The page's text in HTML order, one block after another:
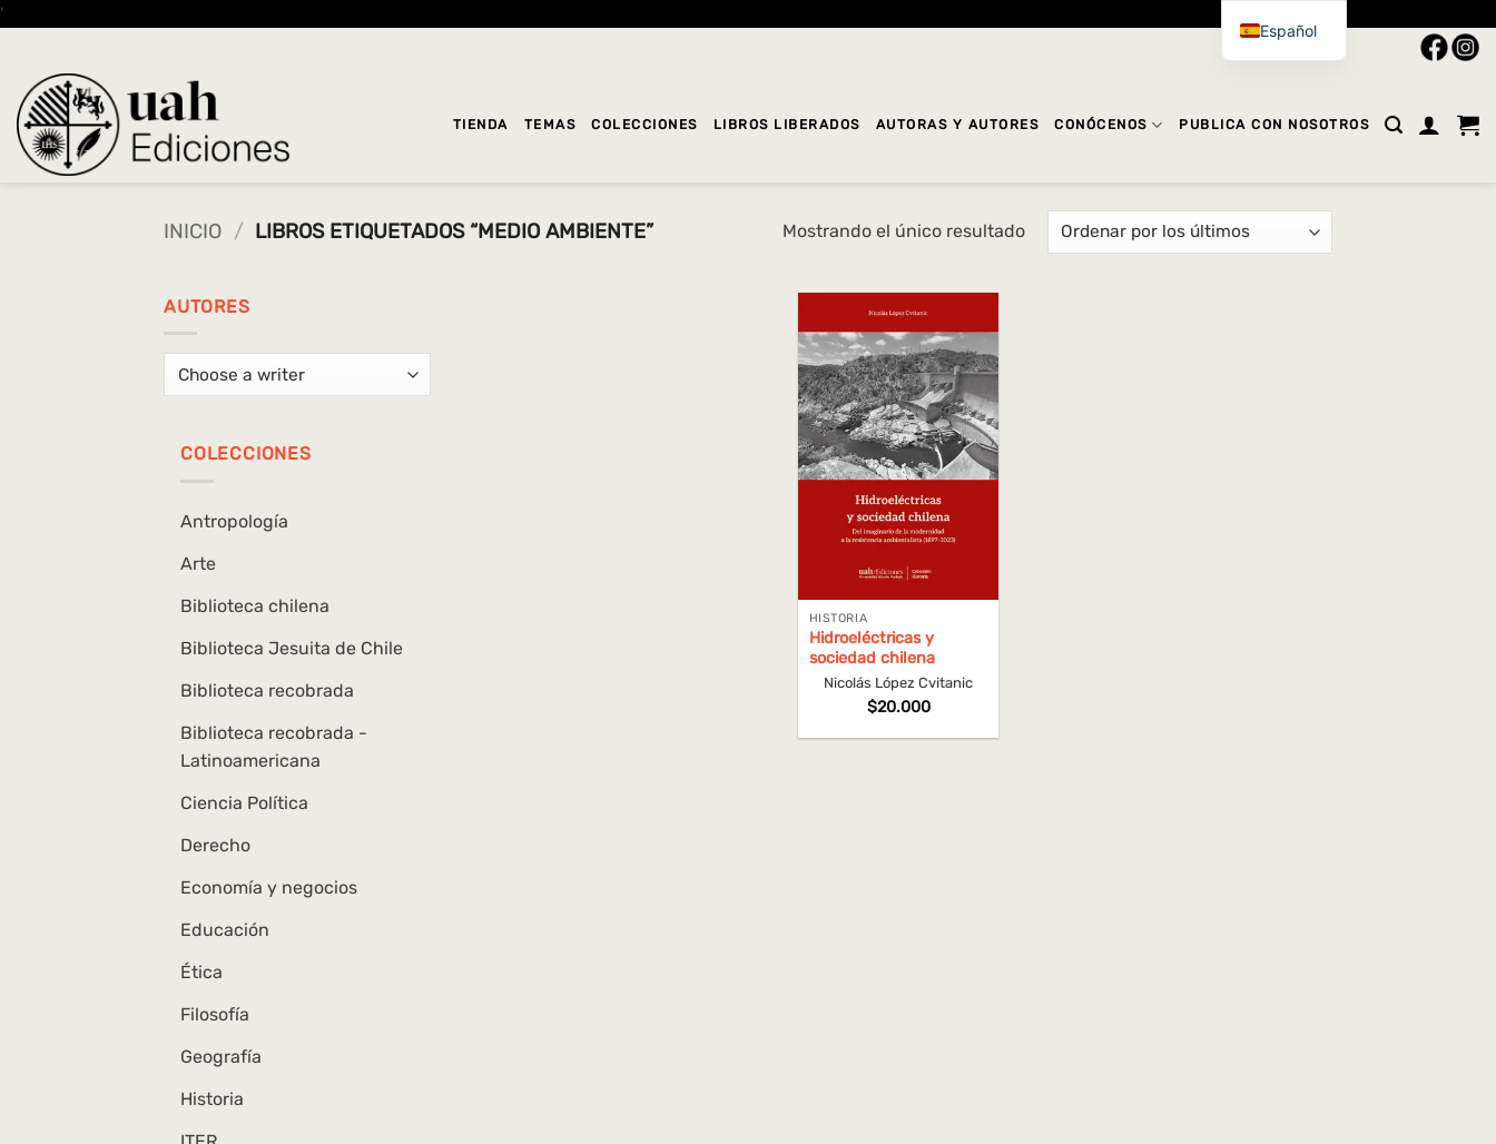
'Saltar
contenido
TIENDA TEMAS COLECCIONES LIBROS LIBERADOS AUTORAS Y AUTORES CONÓCENOS PUBLICA CON NOSOTROS
INICIO / LIBROS ETIQUETADOS “MEDIO AMBIENTE” Mostrando el único resultado
AUTORES
COLECCIONES
Antropología
Arte
Biblioteca chilena
Biblioteca Jesuita de Chile
Biblioteca recobrada
Biblioteca recobrada -
Latinoamericana
Ciencia Política
Derecho
Economía y negocios
Educación
Ética
Filosofía
Geografía
Historia
HISTORIA
Hidroeléctricas y
sociedad chilena
Nicolás López Cvitanic
$20.000
Español